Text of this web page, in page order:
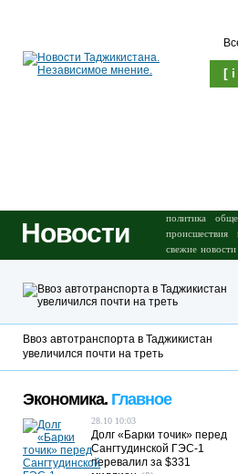
[ i
Новости политика
происшествия
свежие новости
Ввоз автотранспорта в Таджикистан
увеличился почти на треть
Экономика. Главное
28.10 10:03
Долг «Барки точик» перед
Сангтудинской ГЭС-1
перевалил за $331